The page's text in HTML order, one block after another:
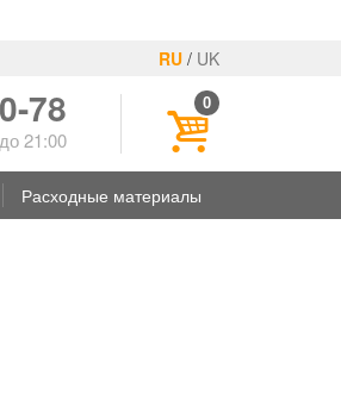
RU / UK
78
21:00
0
Расходные материалы